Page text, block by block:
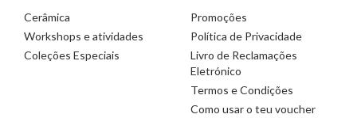
Cerâmica
Workshops e atividades
Coleções Especiais
Promoções
Política de Privacidade
Livro de Reclamações
Eletrónico
Termos e Condições
Como usar o teu voucher